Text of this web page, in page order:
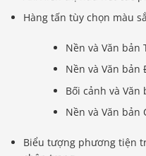
Hàng tấn tùy chọn màu
Nền và Văn bản
Nền và Văn
Bối cảnh và Văn
Nền và Văn bản
Biểu tượng phương tiện